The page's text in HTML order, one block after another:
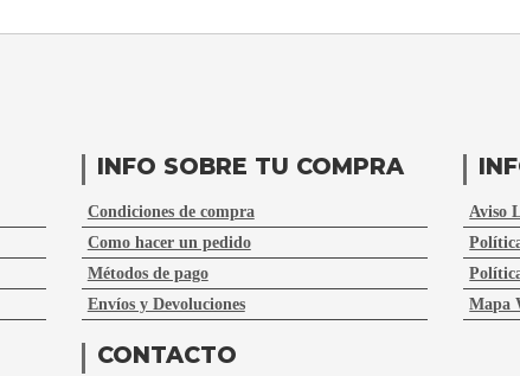
INFO SOBRE TU COMPRA
Condiciones de compra
Como hacer un pedido
Métodos de pago
Envíos y Devoluciones
Aviso
Mapa
CONTACTO